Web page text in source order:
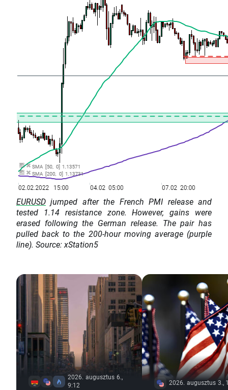
EURUSD jumped after the French PMI release and
tested 1.14 resistance zone. However, gains were
erased following the German release. The pair has
pulled back to the 200-hour moving average (purple
line). Source: xStation5
2026. augusztus 6.,
9:12
2026. augusztus 3.,